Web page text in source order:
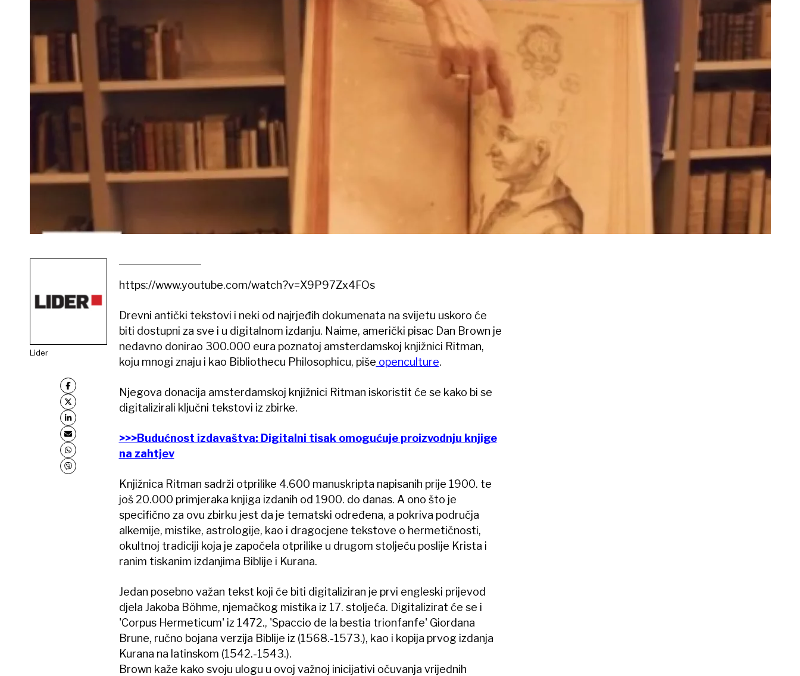
Lider
https://www.youtube.com/watch?v=X9P97Zx4FOs
Drevni antički tekstovi i neki od najrjeđih dokumenata na svijetu uskoro će
biti dostupni za sve i u digitalnom izdanju. Naime, američki pisac Dan Brown je
nedavno donirao 300.000 eura poznatoj amsterdamskoj knjižnici Ritman,
koju mnogi znaju i kao Bibliothecu Philosophicu, piše openculture.
Njegova donacija amsterdamskoj knjižnici Ritman iskoristit će se kako bi se
digitalizirali ključni tekstovi iz zbirke.
>>>Budućnost izdavaštva: Digitalni tisak omogućuje proizvodnju knjige
na zahtjev
Knjižnica Ritman sadrži otprilike 4.600 manuskripta napisanih prije 1900. te
još 20.000 primjeraka knjiga izdanih od 1900. do danas. A ono što je
specifično za ovu zbirku jest da je tematski određena, a pokriva područja
alkemije, mistike, astrologije, kao i dragocjene tekstove o hermetičnosti,
okultnoj tradiciji koja je započela otprilike u drugom stoljeću poslije Krista i
ranim tiskanim izdanjima Biblije i Kurana.
Jedan posebno važan tekst koji će biti digitaliziran je prvi engleski prijevod
djela Jakoba Böhme, njemačkog mistika iz 17. stoljeća. Digitalizirat će se i
'Corpus Hermeticum' iz 1472., 'Spaccio de la bestia trionfanfe' Giordana
Brune, ručno bojana verzija Biblije iz (1568.-1573.), kao i kopija prvog izdanja
Kurana na latinskom (1542.-1543.).
Brown kaže kako svoju ulogu u ovoj važnoj inicijativi očuvanja vrijednih